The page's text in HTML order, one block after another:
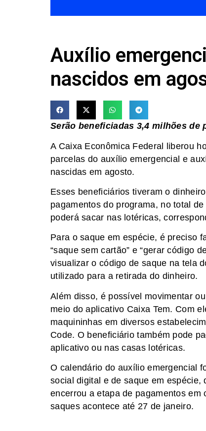
Auxílio
nascidos em
Serão beneficiadas 3,4 milhões de
A Caixa Econômica Federal liberou
parcelas do auxílio emergencial e
nascidas em agosto.
Esses beneficiários tiveram o
pagamentos do programa, no total
poderá sacar nas lotéricas,
Para o saque em espécie, é preciso
“saque sem cartão” e “gerar código
visualizar o código de saque na tela
utilizado para a retirada do dinheiro.
Além disso, é possível movimentar
meio do aplicativo Caixa Tem. Com
maquininhas em diversos
Code. O beneficiário também pode
aplicativo ou nas casas lotéricas.
O calendário do auxílio emergencial
social digital e de saque em
encerrou a etapa de pagamentos
saques acontece até 27 de janeiro.